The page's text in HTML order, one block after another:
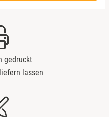
gedruckt
lassen